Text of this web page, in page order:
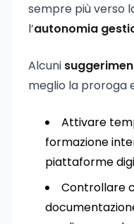
sempre più verso
l’autonomia
Alcuni
meglio la proroga
Attivare
formazione
piattaforme
Controllare